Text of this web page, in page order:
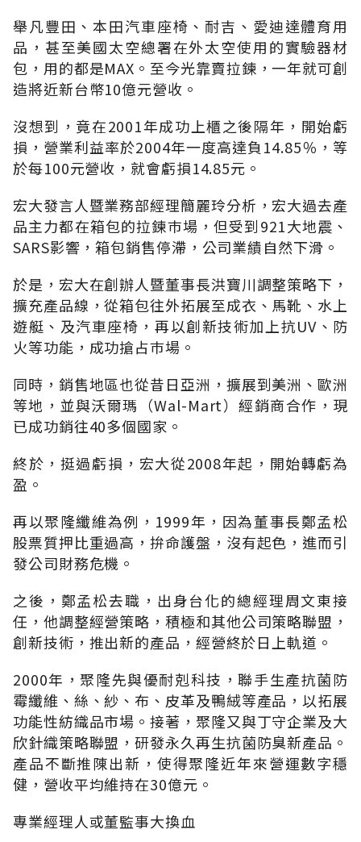
舉凡豐田、本田汽車座椅、耐吉、愛迪達體育用
品，甚至美國太空總署在外太空使用的實驗器材
包，用的都是MAX。至今光靠賣拉鍊，一年就可創
造將近新台幣10億元營收。
沒想到，竟在2001年成功上櫃之後隔年，開始虧
損，營業利益率於2004年一度高達負14.85％，等
於每100元營收，就會虧損14.85元。
宏大發言人暨業務部經理簡麗玲分析，宏大過去產
品主力都在箱包的拉鍊巿場，但受到921大地震、
SARS影響，箱包銷售停滯，公司業績自然下滑。
於是，宏大在創辦人暨董事長洪寶川調整策略下，
擴充產品線，從箱包往外拓展至成衣、馬靴、水上
遊艇、及汽車座椅，再以創新技術加上抗UV、防
火等功能，成功搶占巿場。
同時，銷售地區也從昔日亞洲，擴展到美洲、歐洲
等地，並與沃爾瑪（Wal-Mart）經銷商合作，現
已成功銷往40多個國家。
終於，挺過虧損，宏大從2008年起，開始轉虧為
盈。
再以聚隆纖維為例，1999年，因為董事長鄭孟松
股票質押比重過高，拚命護盤，沒有起色，進而引
發公司財務危機。
之後，鄭孟松去職，出身台化的總經理周文東接
任，他調整經營策略，積極和其他公司策略聯盟，
創新技術，推出新的產品，經營終於日上軌道。
2000年，聚隆先與優耐剋科技，聯手生產抗菌防
霉纖維、絲、紗、布、皮革及鴨絨等產品，以拓展
功能性紡織品市場。接著，聚隆又與丁守企業及大
欣針織策略聯盟，研發永久再生抗菌防臭新產品。
產品不斷推陳出新，使得聚隆近年來營運數字穩
健，營收平均維持在30億元。
專業經理人或董監事大換血